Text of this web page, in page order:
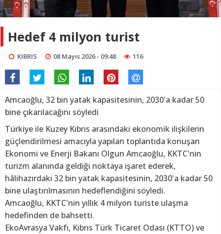
Hedef 4 milyon turist
KIBRIS 08 Mayıs 2026 - 09:48 116
Amcaoğlu, 32 bin yatak kapasitesinin, 2030'a kadar 50
bine çıkarılacağını söyledi
Türkiye ile Kuzey Kıbrıs arasındaki ekonomik ilişkilerin
güçlendirilmesi amacıyla yapılan toplantıda konuşan
Ekonomi ve Enerji Bakanı Olgun Amcaoğlu, KKTC'nin
turizm alanında geldiği noktaya işaret ederek,
hâlihazırdaki 32 bin yatak kapasitesinin, 2030'a kadar 50
bine ulaştırılmasının hedeflendiğini söyledi.
Amcaoğlu, KKTC'nin yıllık 4 milyon turiste ulaşma
hedefinden de bahsetti.
EkoAvrasya Vakfı, Kıbrıs Türk Ticaret Odası (KTTO) ve